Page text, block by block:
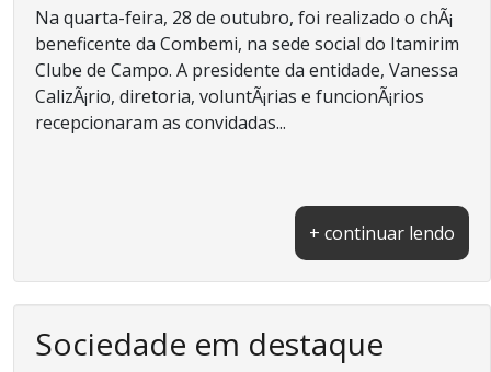
Na quarta-feira, 28 de outubro, foi realizado o chÃ¡
beneficente da Combemi, na sede social do Itamirim
Clube de Campo. A presidente da entidade, Vanessa
CalizÃ¡rio, diretoria, voluntÃ¡rias e funcionÃ¡rios
recepcionaram as convidadas...
+ continuar lendo
Sociedade em destaque